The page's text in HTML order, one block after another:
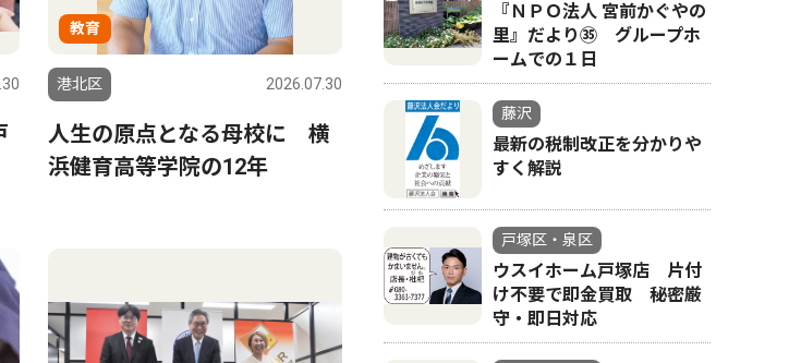
教育
港北区 2026.07.30
人生の原点となる母校に 横
浜健育高等学院の12年
『ＮＰＯ法人 宮前かぐやの
里』だより㉟ グループホ
ームでの１日
藤沢
最新の税制改正を分かりや
すく解説
戸塚区・泉区
ウスイホーム戸塚店 片付
け不要で即金買取 秘密厳
守・即日対応